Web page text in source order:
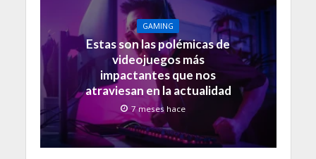
GAMING
Estas son las polémicas de
videojuegos más
impactantes que nos
atraviesan en la actualidad
7 meses hace